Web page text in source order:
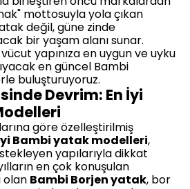
mottosuyla yola çıkan
değil, güne zinde
bir yaşam alanı sunar.
yapınıza en uygun ve uyku
en güncel Bambi
buluşturuyoruz.
Devrim: En İyi
göre özelleştirilmiş
Bambi yatak modelleri,
yapılarıyla dikkat
en çok konuşulan
olan Bambi Borjen yatak, bor